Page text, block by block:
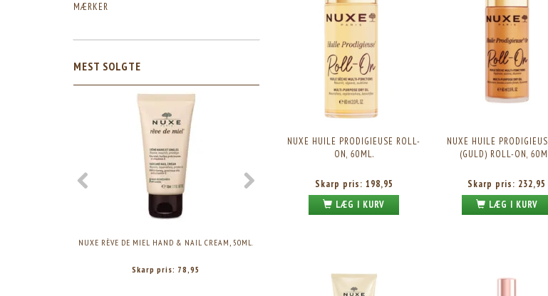
MÆRKER
MEST SOLGTE
NUXE RÈVE DE MIEL HAND & NAIL CREAM, 50ML.
Skarp pris: 78,95
NUXE HUILE PRODIGIEUSE ROLL-
ON, 60ML.
Skarp pris: 198,95
LÆG I KURV
NUXE HUILE
(GULD) ROLL-ON,
Skarp pris: 232,95
LÆG I KURV